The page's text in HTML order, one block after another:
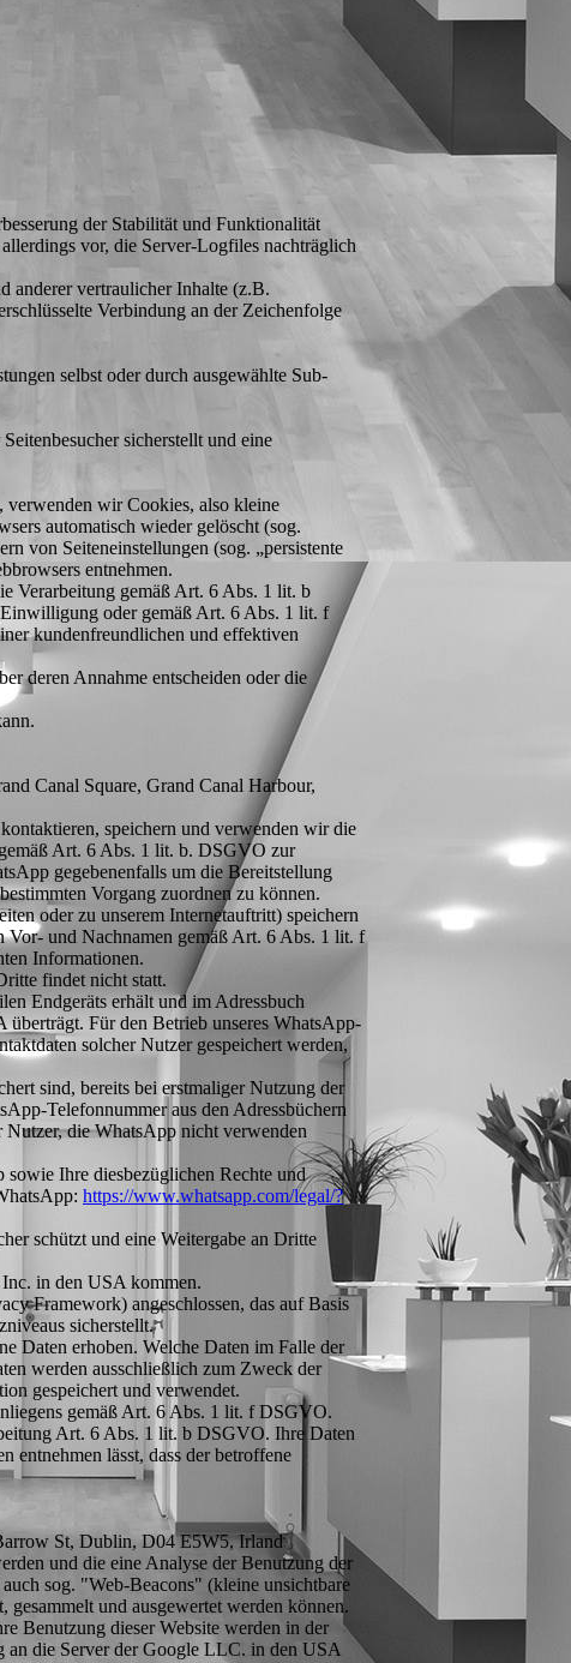
der Stabilität und Funktionalität
vor, die Server-Logfiles nachträglich
anderer vertraulicher Inhalte (z.B.
Verbindung an der Zeichenfolge
selbst oder durch ausgewählte Sub-
sicherstellt und eine
verwenden wir Cookies, also kleine
automatisch wieder gelöscht (sog.
von Seiteneinstellungen (sog. „persistente
entnehmen.
Verarbeitung gemäß Art. 6 Abs. 1 lit. b
oder gemäß Art. 6 Abs. 1 lit. f
kundenfreundlichen und effektiven
deren Annahme entscheiden oder die
Canal Square, Grand Canal Harbour,
speichern und verwenden wir die
Art. 6 Abs. 1 lit. b. DSGVO zur
gegebenenfalls um die Bereitstellung
Vorgang zuordnen zu können.
oder zu unserem Internetauftritt) speichern
und Nachnamen gemäß Art. 6 Abs. 1 lit. f
Informationen.
findet nicht statt.
Endgeräts erhält und im Adressbuch
überträgt. Für den Betrieb unseres WhatsApp-
solcher Nutzer gespeichert werden,
sind, bereits bei erstmaliger Nutzung der
Telefonnummer aus den Adressbüchern
die WhatsApp nicht verwenden
Ihre diesbezüglichen Rechte und
https://www.whatsapp.com/legal/?
schützt und eine Weitergabe an Dritte
in den USA kommen.
Framework) angeschlossen, das auf Basis
sicherstellt.
Daten erhoben. Welche Daten im Falle der
werden ausschließlich zum Zweck der
gespeichert und verwendet.
gemäß Art. 6 Abs. 1 lit. f DSGVO.
Art. 6 Abs. 1 lit. b DSGVO. Ihre Daten
entnehmen lässt, dass der betroffene
St, Dublin, D04 E5W5, Irland
und die eine Analyse der Benutzung der
sog. "Web-Beacons" (kleine unsichtbare
und ausgewertet werden können.
Benutzung dieser Website werden in der
an die Server der Google LLC. in den USA